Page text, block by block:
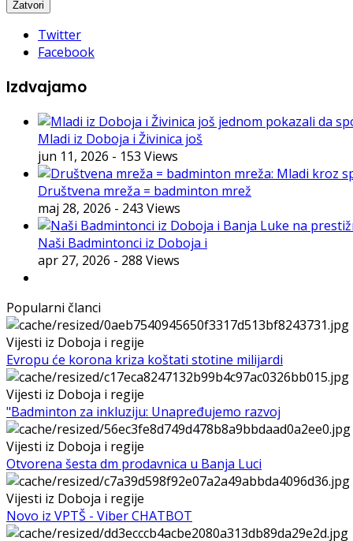
Twitter
Facebook
Izdvajamo
Mladi iz Doboja i Živinica još
jun 11, 2026 - 153 Views
Društvena mreža = badminton mrež
maj 28, 2026 - 243 Views
Naši Badmintonci iz Doboja i
apr 27, 2026 - 288 Views
Popularni članci
Vijesti iz Doboja i regije
Evropu će korona kriza koštati stotine milijardi
Vijesti iz Doboja i regije
"Badminton za inkluziju: Unapređujemo razvoj
Vijesti iz Doboja i regije
Otvorena šesta dm prodavnica u Banja Luci
Vijesti iz Doboja i regije
Novo iz VPTŠ - Viber CHATBOT